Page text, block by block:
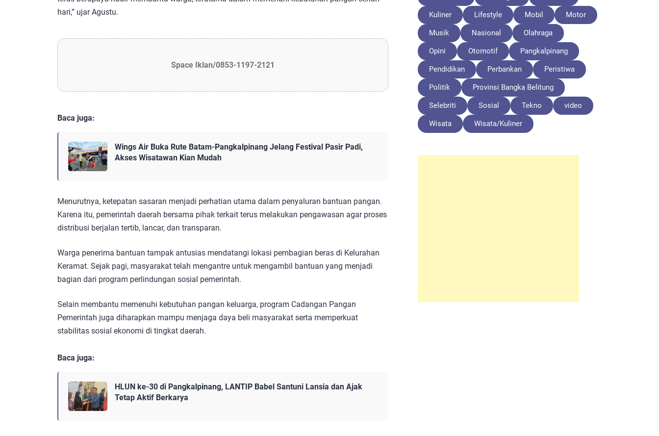
hari,” ujar Agustu.
Space Iklan/0853-1197-2121
Baca juga:
Wings Air Buka Rute Batam-Pangkalpinang Jelang Festival Pasir Padi,
Akses Wisatawan Kian Mudah
Menurutnya, ketepatan sasaran menjadi perhatian utama dalam penyaluran bantuan pangan.
Karena itu, pemerintah daerah bersama pihak terkait terus melakukan pengawasan agar proses
distribusi berjalan tertib, lancar, dan transparan.
Warga penerima bantuan tampak antusias mendatangi lokasi pembagian beras di Kelurahan
Keramat. Sejak pagi, masyarakat telah mengantre untuk mengambil bantuan yang menjadi
bagian dari program perlindungan sosial pemerintah.
Selain membantu memenuhi kebutuhan pangan keluarga, program Cadangan Pangan
Pemerintah juga diharapkan mampu menjaga daya beli masyarakat serta memperkuat
stabilitas sosial ekonomi di tingkat daerah.
Baca juga:
HLUN ke-30 di Pangkalpinang, LANTIP Babel Santuni Lansia dan Ajak
Tetap Aktif Berkarya
Kuliner Lifestyle Mobil Motor
Musik Nasional Olahraga
Opini Otomotif Pangkalpinang
Pendidikan Perbankan Peristiwa
Politik Provinsi Bangka Belitung
Selebriti Sosial Tekno video
Wisata Wisata/Kuliner